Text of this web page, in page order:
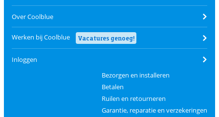
Over Coolblue
Werken bij Coolblue Vacatures genoeg!
Inloggen
Bezorgen en installeren
Betalen
Ruilen en retourneren
Garantie, reparatie en verzekeringen